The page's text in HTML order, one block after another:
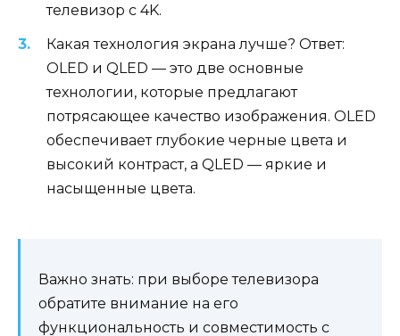
телевизор с 4K.
Какая технология экрана лучше? Ответ:
OLED и QLED — это две основные
технологии, которые предлагают
потрясающее качество изображения. OLED
обеспечивает глубокие черные цвета и
высокий контраст, а QLED — яркие и
насыщенные цвета.
Важно знать: при выборе телевизора
обратите внимание на его
функциональность и совместимость с